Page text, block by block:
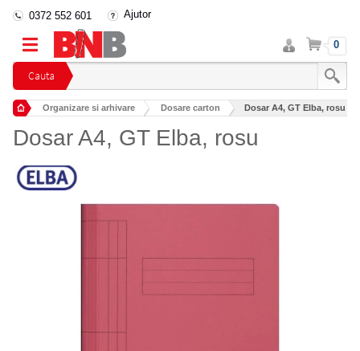
Cauta
0372 552 601 Ajutor
Intra
in
cont
Cos 0
Organizare si arhivare Dosare carton Dosar A4, GT Elba, rosu
Dosar A4, GT Elba, rosu